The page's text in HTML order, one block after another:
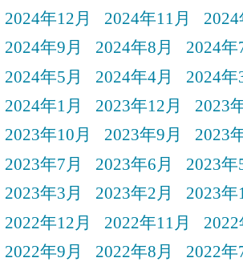
2024年12月
2024年11月
2024
2024年9月
2024年8月 2024年
2024年5月
2024年4月 2024年
2024年1月
2023年12月
2023
2023年10月
2023年9月
2023
2023年7月
2023年6月 2023年
2023年3月
2023年2月
2023年
2022年12月
2022年11月
2022
2022年9月
2022年8月 2022年